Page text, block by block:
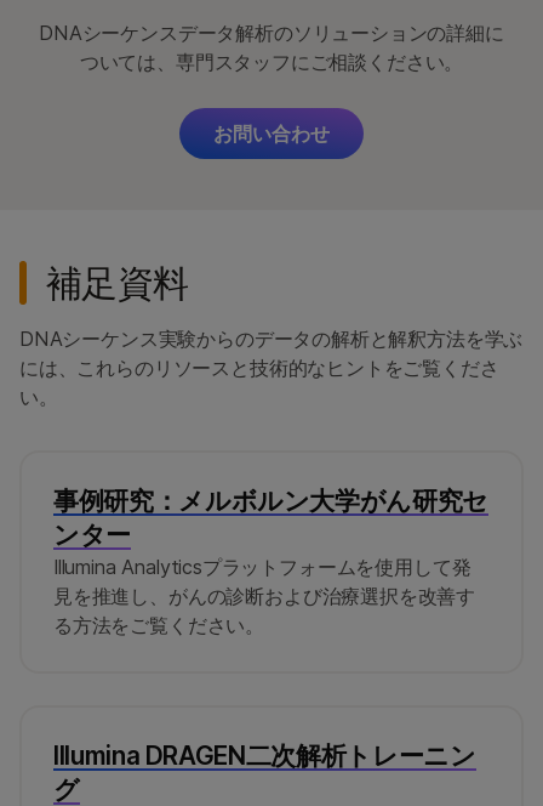
DNAシーケンスデータ解析のソリューションの詳細に
ついては、専門スタッフにご相談ください。
お問い合わせ
補足資料
DNAシーケンス実験からのデータの解析と解釈方法を学ぶ
には、これらのリソースと技術的なヒントをご覧くださ
い。
事例研究：メルボルン大学がん研究セ
ンター
Illumina Analyticsプラットフォームを使用して発
見を推進し、がんの診断および治療選択を改善す
る方法をご覧ください。
Illumina DRAGEN二次解析トレーニン
グ